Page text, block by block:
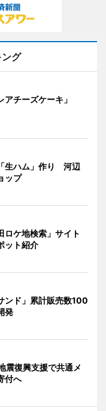
グ
アチーズケーキ」
生ハム」作り 河辺
ップ
ロケ地検索」サイト
ット紹介
ンド」累計販売数100
発
震復興支援で共通メ
付へ